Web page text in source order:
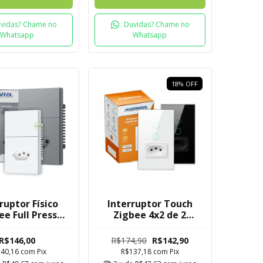
Chame no
Whatsapp
Duvidas? Chame no
Whatsapp
Físico
Full Press
Tomada
com Pix
18% OFF
Interruptor Touch
Zigbee 4x2 de 2
Mesh
R$174,90 R$142,90
R$137,18 com Pix